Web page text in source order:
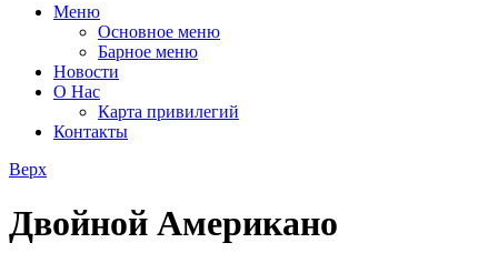
Меню
Основное меню
Барное меню
Новости
О Нас
Карта привилегий
Контакты
Верх
Двойной Американо